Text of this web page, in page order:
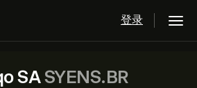
登录
SASYENS.BR